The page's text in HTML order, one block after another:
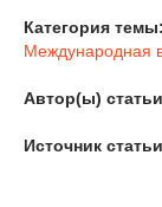
Категория темы:
Международная
Автор(ы)
Источник